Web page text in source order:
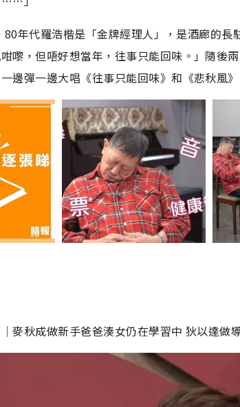
年代羅浩楷是「金牌經理人」，是酒廊的
嚟，但唔好想當年，往事只能回味。」隨後
邊彈一邊大唱《往事只能回味》和《悲秋風》
麥秋成做新手爸爸湊女仍在學習中 狄以達做